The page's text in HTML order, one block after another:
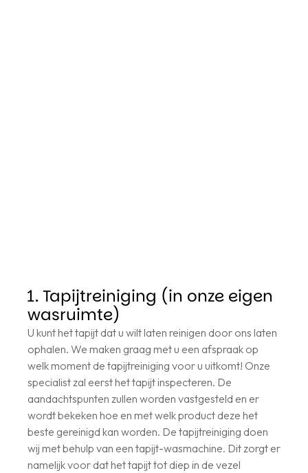
1. Tapijtreiniging (in onze eigen
wasruimte)
U kunt het tapijt dat u wilt laten reinigen door ons laten
ophalen. We maken graag met u een afspraak op
welk moment de tapijtreiniging voor u uitkomt! Onze
specialist zal eerst het tapijt inspecteren. De
aandachtspunten zullen worden vastgesteld en er
wordt bekeken hoe en met welk product deze het
beste gereinigd kan worden. De tapijtreiniging doen
wij met behulp van een tapijt-wasmachine. Dit zorgt er
namelijk voor dat het tapijt tot diep in de vezel